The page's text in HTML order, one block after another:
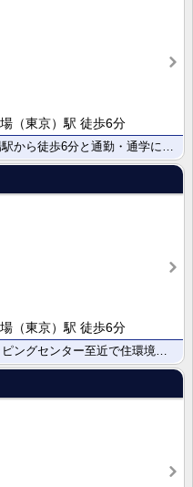
（東京）駅 徒歩6分
清潔感あふれる綺麗な築浅物件！木場駅から徒歩6分と通勤・通学に便利な好立地です。毎月の通信費が節約で･･･
（東京）駅 徒歩6分
築浅！バストイレ別物件！大型ショッピングセンター至近で住環境良好！人気の八百屋も近いです！